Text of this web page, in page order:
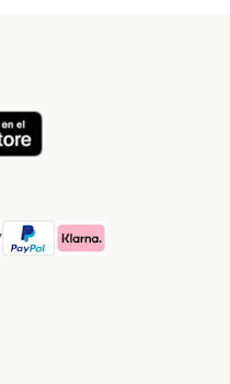
Method
Method
Payment Method
PayPal Payment Method
Klarna Payment Method
Method
MethodMethod